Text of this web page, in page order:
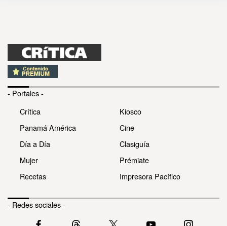
- Portales -
Crítica
Panamá América
Día a Día
Mujer
Recetas
Kiosco
Cine
Clasiguía
Prémiate
Impresora Pacífico
- Redes sociales -